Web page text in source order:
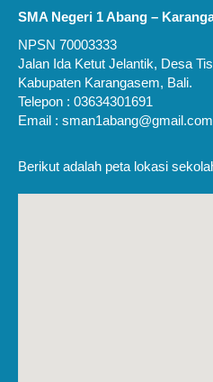
SMA Negeri 1 Abang –
NPSN 70003333
Jalan Ida Ketut Jelantik, Desa
Kabupaten Karangasem, Bali.
Telepon : 03634301691
Email : sman1abang@gmail.com
Berikut adalah peta lokasi